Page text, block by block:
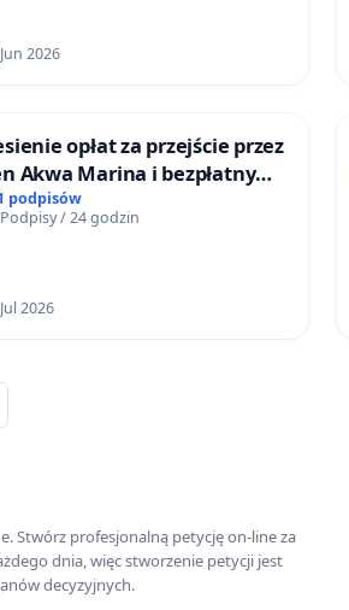
2026
opłat za przejście przez
Akwa Marina i bezpłatny
do Jeziora Nyskiego dla
Gminy Nysa
podpisów
/ 24 godzin
2026
Stwórz profesjonalną petycję on-line za
dnia, więc stworzenie petycji jest
decyzyjnych.